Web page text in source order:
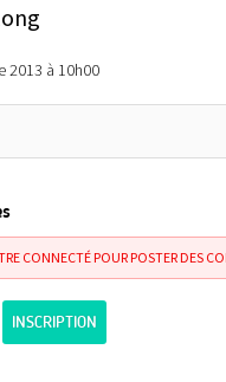
2013 à 10h00
CONNECTÉ POUR POSTER DES
INSCRIPTION